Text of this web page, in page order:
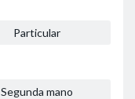
Particular
Segunda mano